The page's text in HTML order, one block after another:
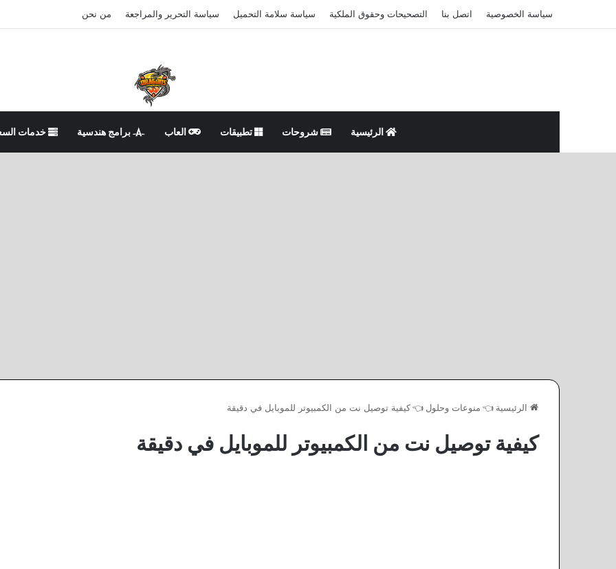
سياسة الخصوصية اتصل بنا التصحيحات وحقوق الملكية سياسة سلامة التحميل سياسة التحرير والمراجعة من نحن
الرئيسية شروحات تطبيقات العاب برامج هندسية خدمات
الرئيسية 👈 منوعات وحلول 👈 كيفية توصيل نت من الكمبيوتر للموبايل في دقيقة
كيفية توصيل نت من الكمبيوتر للموبايل في دقيقة